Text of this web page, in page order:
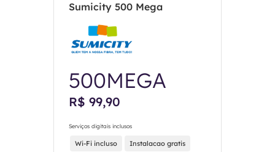
Sumicity 500 Mega
500MEGA
R$ 99,90
Serviços digitais inclusos
Wi-Fi incluso Instalacao gratis